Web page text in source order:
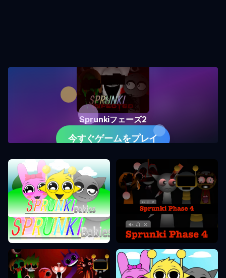
Sprunkiフェーズ2
今すぐゲームをプレイ
Sprunkiフェーズ0 Sprunkiフェーズ4